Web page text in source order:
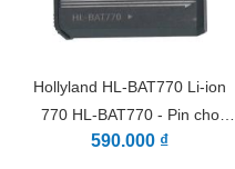
Hollyland HL-BAT770 Li-ion
770 HL-BAT770 - Pin cho
itercom Solidcom SE
590.000 ₫